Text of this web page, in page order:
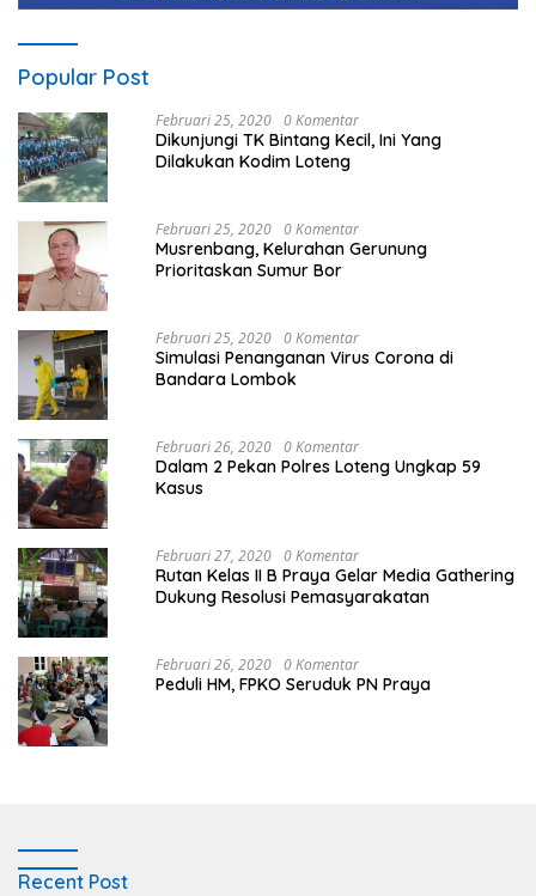
Popular Post
Februari 25, 2020 0 Komentar
Dikunjungi TK Bintang Kecil, Ini Yang
Dilakukan Kodim Loteng
Februari 25, 2020 0 Komentar
Musrenbang, Kelurahan Gerunung
Prioritaskan Sumur Bor
Februari 25, 2020 0 Komentar
Simulasi Penanganan Virus Corona di
Bandara Lombok
Februari 26, 2020 0 Komentar
Dalam 2 Pekan Polres Loteng Ungkap 59
Kasus
Februari 27, 2020 0 Komentar
Rutan Kelas II B Praya Gelar Media Gathering
Dukung Resolusi Pemasyarakatan
Februari 26, 2020 0 Komentar
Peduli HM, FPKO Seruduk PN Praya
Recent Post